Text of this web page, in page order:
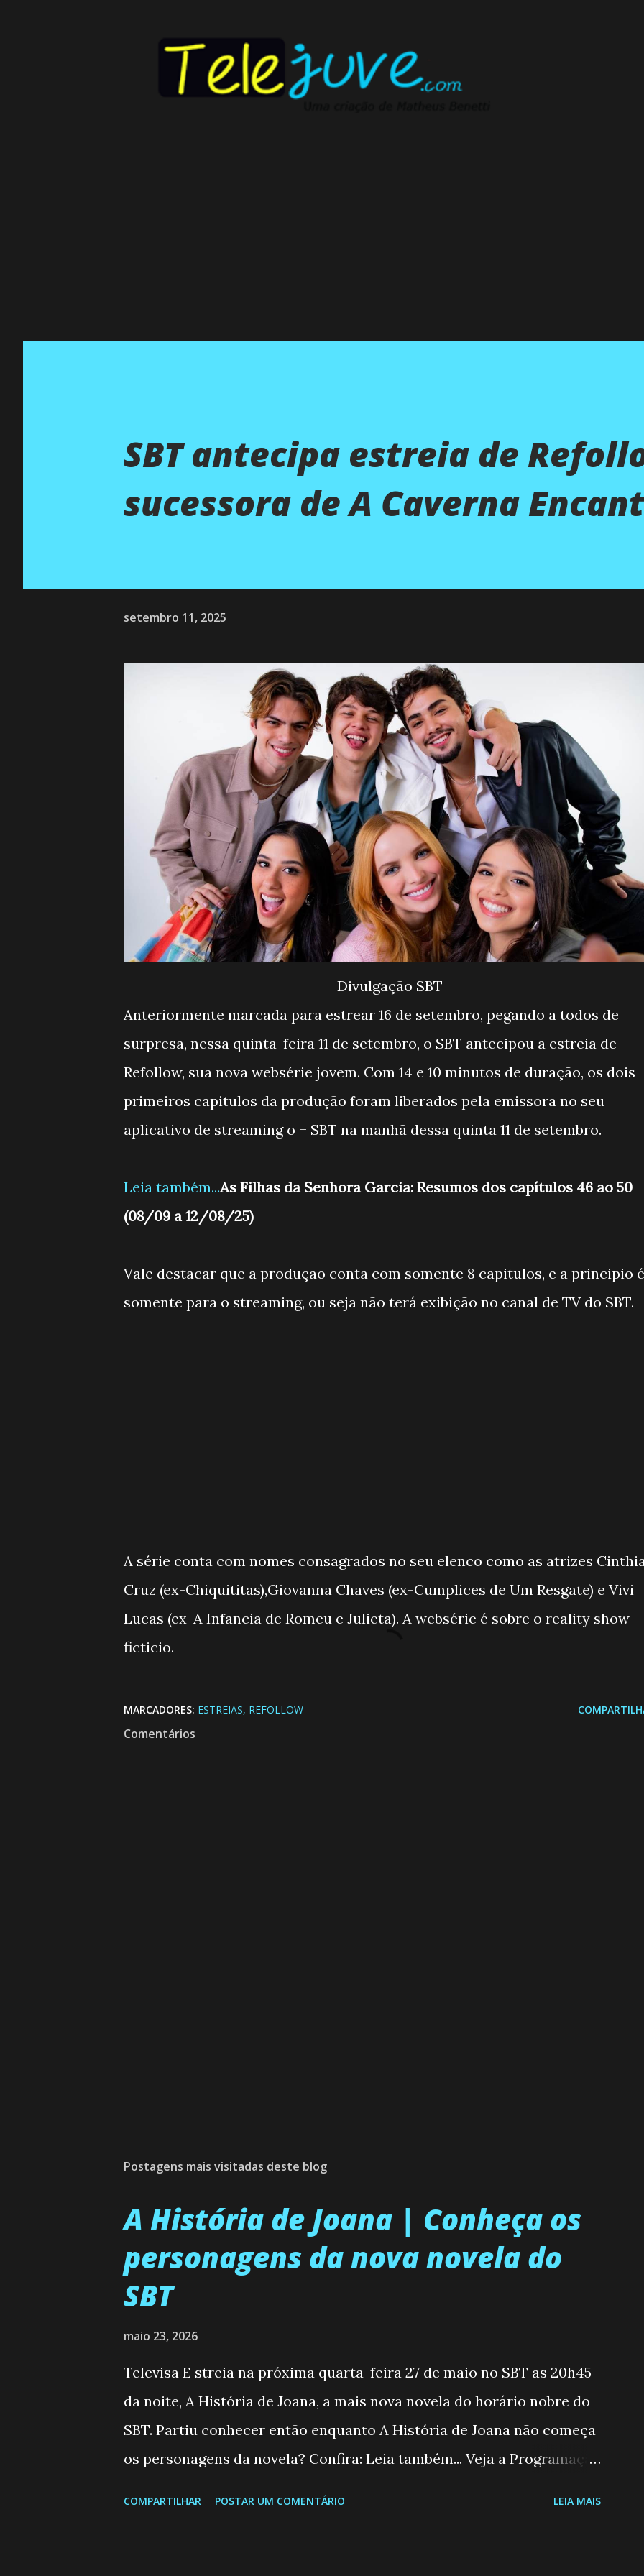
SBT antecipa estreia de
sucessora de A Caverna
setembro 11, 2025
Divulgação SBT
Anteriormente marcada para estrear 16 de setembro, pegando a todos de
surpresa, nessa quinta-feira 11 de setembro, o SBT antecipou a estreia de
Refollow, sua nova websérie jovem. Com 14 e 10 minutos de duração, os dois
primeiros capitulos da produção foram liberados pela emissora no seu
aplicativo de streaming o + SBT na manhã dessa quinta 11 de setembro.
Leia também...As Filhas da Senhora Garcia: Resumos dos capítulos 46 ao 50
(08/09 a 12/08/25)
Vale destacar que a produção conta com somente 8 capitulos, e a principio é
somente para o streaming, ou seja não terá exibição no canal de TV do SBT.
A série conta com nomes consagrados no seu elenco como as atrizes
Cruz (ex-Chiquititas),Giovanna Chaves (ex-Cumplices de Um Resgate) e Vivi
Lucas (ex-A Infancia de Romeu e Julieta). A websérie é sobre o reality show
ficticio.
MARCADORES: ESTREIAS REFOLLOW
Comentários
Postagens mais visitadas deste blog
A História de Joana | Conheça os
personagens da nova novela do
SBT
maio 23, 2026
Televisa E streia na próxima quarta-feira 27 de maio no SBT as 20h45
da noite, A História de Joana, a mais nova novela do horário nobre do
SBT. Partiu conhecer então enquanto A História de Joana não começa
os personagens da novela? Confira: Leia também... Veja a Programação
COMPARTILHAR POSTAR UM COMENTÁRIO LEIA MAIS